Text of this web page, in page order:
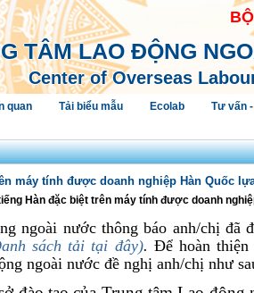
TÂM LAO ĐỘNG
Center of Overseas
quan Tải biểu mẫu Ecolab Tư vấn
máy tính được doanh nghiệp Hàn Quốc
Hàn đặc biệt trên máy tính được doanh
ngoài nước thông báo anh/chị đã
sách tải tại đây). Để hoàn
ngoài nước đề nghị anh/chị như